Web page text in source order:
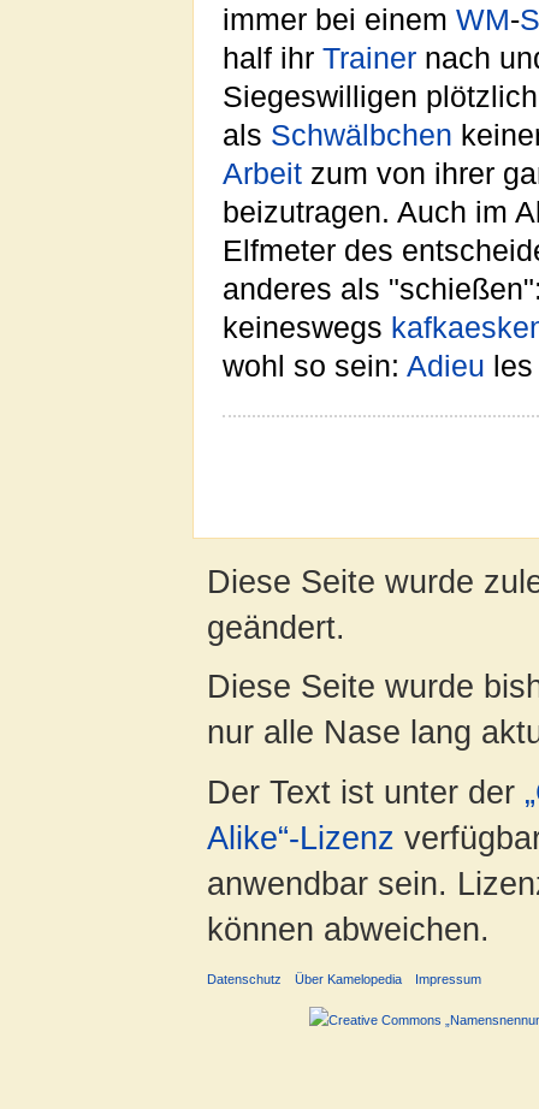
immer bei einem WM-
half ihr Trainer nach
Siegeswilligen
als Schwälbchen
Arbeit zum von ihrer
beizutragen. Auch im
Elfmeter des
anderes als
keineswegs
wohl so sein: Adieu
Diese Seite wurde
geändert.
Diese Seite wurde
nur alle Nase lang
Der Text ist unter der
Alike“-Lizenz
anwendbar sein.
können abweichen.
Datenschutz Über Kamelopedia Impressum